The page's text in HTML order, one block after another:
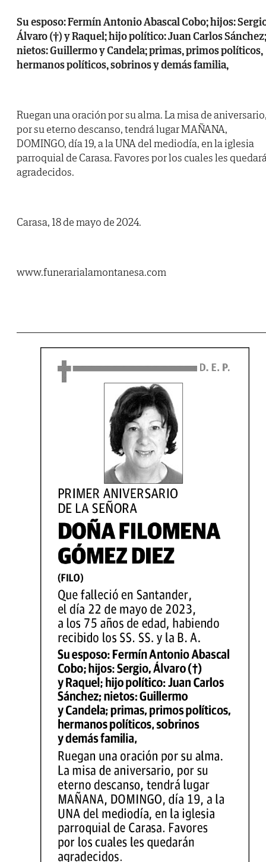
Su esposo: Fermín Antonio Abascal Cobo; hijos:
Álvaro (†) y Raquel; hijo político: Juan Carlos Sánchez;
nietos: Guillermo y Candela; primas, primos políticos,
hermanos políticos, sobrinos y demás familia,
Ruegan una oración por su alma. La misa de
por su eterno descanso, tendrá lugar MAÑANA,
DOMINGO, día 19, a la UNA del mediodía, en la iglesia
parroquial de Carasa. Favores por los cuales les
agradecidos.
Carasa, 18 de mayo de 2024.
www.funerarialamontanesa.com